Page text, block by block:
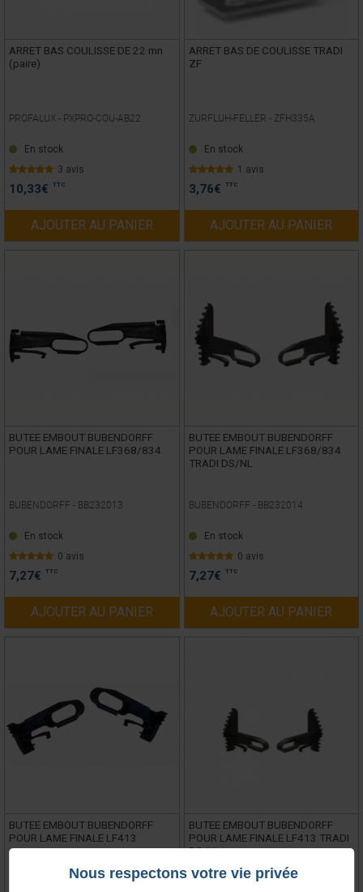
ARRET BAS COULISSE DE 22 mn
(paire)
PROFALUX - PXPRO-COU-AB22
En stock
3 avis
10,33€ TTC
AJOUTER AU PANIER
ARRET BAS DE COULISSE TRADI
ZF
ZURFLUH-FELLER - ZFH335A
En stock
1 avis
3,76€ TTC
AJOUTER AU PANIER
BUTEE EMBOUT BUBENDORFF
POUR LAME FINALE LF368/834
BUBENDORFF - BB232013
En stock
0 avis
7,27€ TTC
AJOUTER AU PANIER
BUTEE EMBOUT BUBENDORFF
POUR LAME FINALE LF368/834
TRADI DS/NL
BUBENDORFF - BB232014
En stock
0 avis
7,27€ TTC
AJOUTER AU PANIER
BUTEE EMBOUT BUBENDORFF
POUR LAME FINALE LF413
BUTEE EMBOUT BUBENDORFF
POUR LAME FINALE LF413 TRADI
DS/NL
Nous respectons votre vie privée